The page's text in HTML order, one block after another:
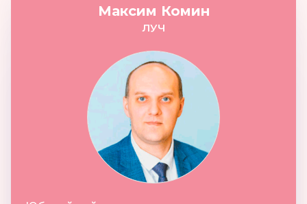
Максим Комин
ЛУЧ